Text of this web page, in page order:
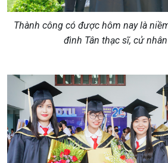
Thành công có được hôm nay là
đình Tân thạc sĩ, cử